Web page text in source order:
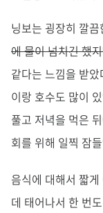
닝보는 굉장히 깔
에 물이 넘치긴 했
같다는 느낌을 받
이랑 호수도 많이
풀고 저녁을 먹은
회를 위해 일찍 잠
음식에 대해서 짧
데 태어나서 한 번